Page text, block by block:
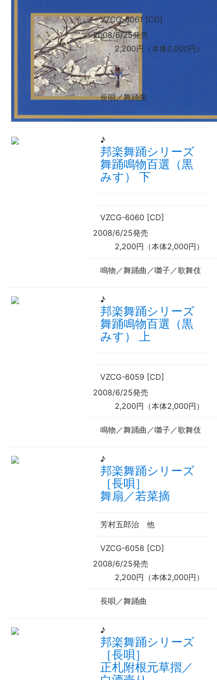
VZCG-6061 [CD]
2008/6/25発売
2,200円（本体2,000円）
長唄／舞踊曲
♪
邦楽舞踊シリーズ
舞踊鳴物百選（黒
みす） 下
VZCG-6060 [CD]
2008/6/25発売
2,200円（本体2,000円）
鳴物／舞踊曲／囃子／歌舞伎
♪
邦楽舞踊シリーズ
舞踊鳴物百選（黒
みす） 上
VZCG-6059 [CD]
2008/6/25発売
2,200円（本体2,000円）
鳴物／舞踊曲／囃子／歌舞伎
♪
邦楽舞踊シリーズ
［長唄］
舞扇／若菜摘
芳村五郎治 他
VZCG-6058 [CD]
2008/6/25発売
2,200円（本体2,000円）
長唄／舞踊曲
♪
邦楽舞踊シリーズ
［長唄］
正札附根元草摺／